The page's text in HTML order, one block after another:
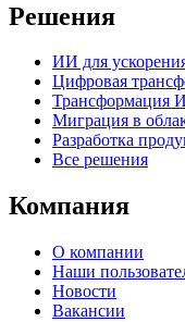
Решения
ИИ для
Цифровая
Трансформация
Миграция в
Разработка
Все решения
Компания
О компании
Наши
Новости
Вакансии